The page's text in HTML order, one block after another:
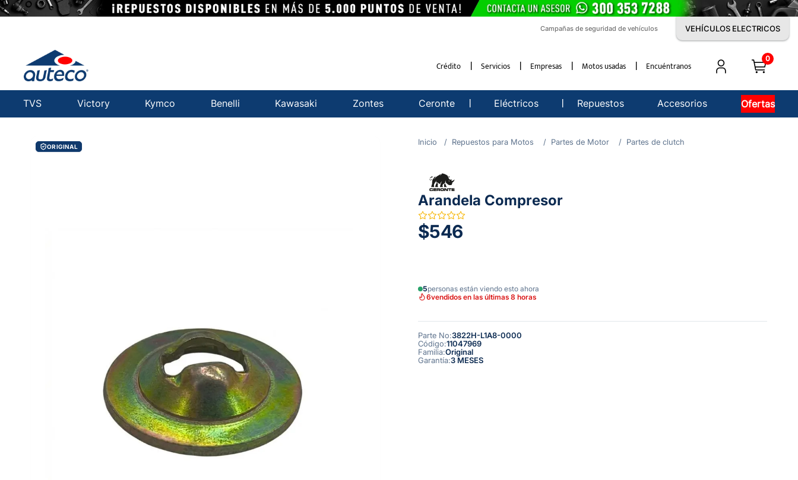
Campañas de seguridad de vehículos VEHÍCULOS ELECTRICOS
Crédito Servicios Empresas Motos usadas Encuéntranos
0
TVS Victory Kymco Benelli Kawasaki Zontes Ceronte Eléctricos Repuestos Accesorios Ofertas
ORIGINAL Repuestos para Motos Partes de Motor Partes de clutch
Arandela Compresor
$546
5personas están viendo esto ahora
6vendidos en las últimas 8 horas
Parte No:3822H-L1A8-0000
Código:11047969
Familia:Original
Garantía:3 MESES